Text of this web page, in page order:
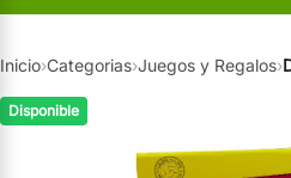
Inicio›Categorias›Juegos y Regalos›
Disponible